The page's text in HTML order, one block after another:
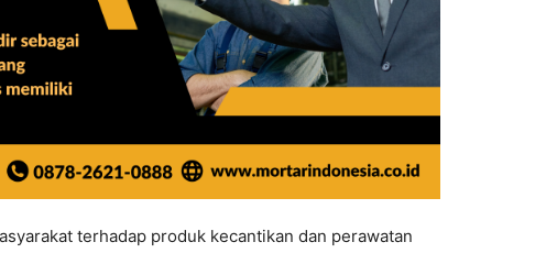
terhadap produk kecantikan dan perawatan